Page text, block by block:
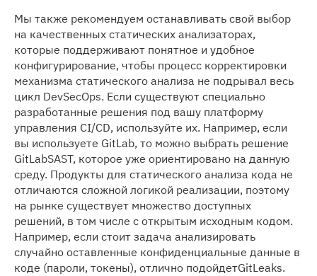
Мы также рекомендуем останавливать свой выбор
на качественных статических анализаторах,
которые поддерживают понятное и удобное
конфигурирование, чтобы процесс корректировки
механизма статического анализа не подрывал весь
цикл DevSecOps. Если существуют специально
разработанные решения под вашу платформу
управления CI/CD, используйте их. Например, если
вы используете GitLab, то можно выбрать решение
GitLabSAST, которое уже ориентировано на данную
среду. Продукты для статического анализа кода не
отличаются сложной логикой реализации, поэтому
на рынке существует множество доступных
решений, в том числе с открытым исходным кодом.
Например, если стоит задача анализировать
случайно оставленные конфиденциальные данные в
коде (пароли, токены), отлично подойдетGitLeaks.